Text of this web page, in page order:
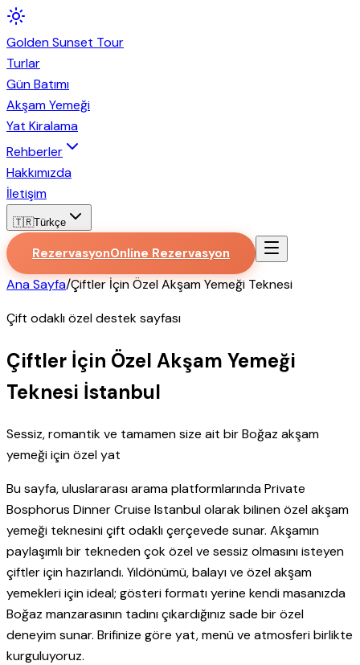
GoldenSunset Tour
Turlar
Gün Batımı
Akşam Yemeği
Yat Kiralama
Rehberler
Hakkımızda
İletişim
🇹🇷Türkçe
RezervasyonOnline Rezervasyon
Ana Sayfa/Çiftler İçin Özel Akşam Yemeği Teknesi
Çift odaklı özel destek sayfası
Çiftler İçin Özel Akşam Yemeği
Teknesi İstanbul
Sessiz, romantik ve tamamen size ait bir Boğaz akşam
yemeği için özel yat
Bu sayfa, uluslararası arama platformlarında Private
Bosphorus Dinner Cruise Istanbul olarak bilinen özel akşam
yemeği teknesini çift odaklı çerçevede sunar. Akşamın
paylaşımlı bir tekneden çok özel ve sessiz olmasını isteyen
çiftler için hazırlandı. Yıldönümü, balayı ve özel akşam
yemekleri için ideal; gösteri formatı yerine kendi masanızda
Boğaz manzarasının tadını çıkardığınız sade bir özel
deneyim sunar. Brifinize göre yat, menü ve atmosferi birlikte
kurguluyoruz.